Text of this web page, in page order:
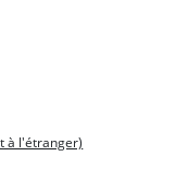
à l'étranger)